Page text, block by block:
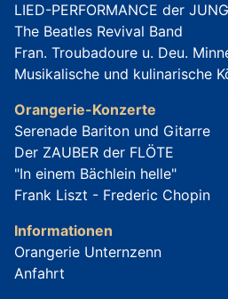
LIED-PERFORMANCE der
The Beatles Revival Band
Fran. Troubadoure u. Deu.
Musikalische und kulinarische
Orangerie-Konzerte
Serenade Bariton und Gitarre
Der ZAUBER der FLÖTE
"In einem Bächlein helle"
Frank Liszt - Frederic Chopin
Informationen
Orangerie Unternzenn
Anfahrt